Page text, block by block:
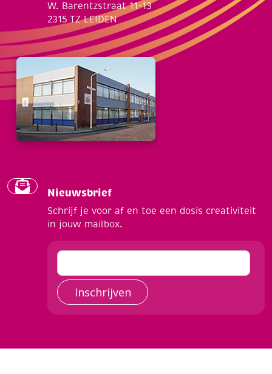
W. Barentzstraat 11-13
2315 TZ LEIDEN
Nieuwsbrief
Schrijf je voor af en toe een dosis creativiteit
in jouw mailbox.
Inschrijven